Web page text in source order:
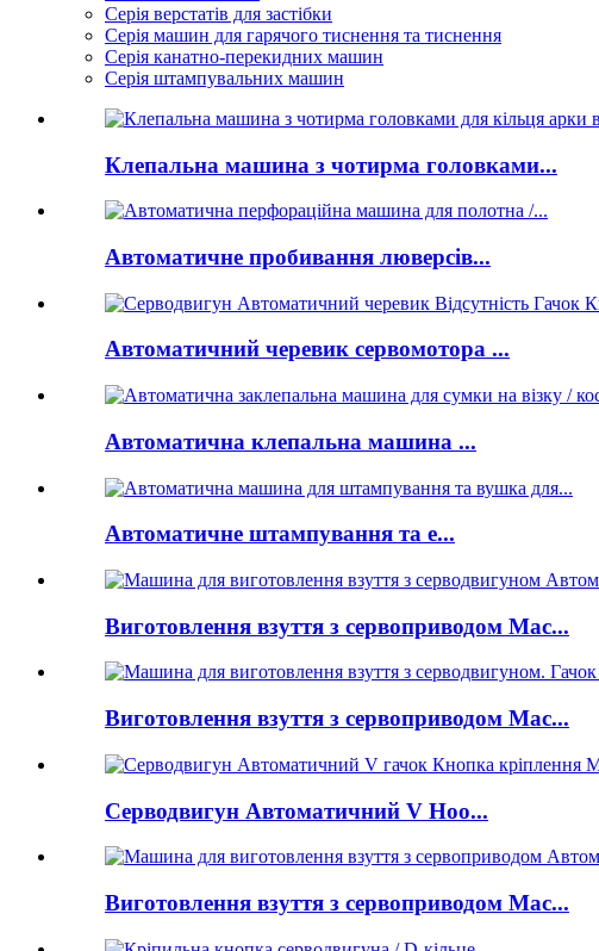
Серія верстатів для застібки
Серія машин для гарячого тиснення та тиснення
Серія канатно-перекидних машин
Серія штампувальних машин
Клепальна машина з чотирма головками...
Автоматичне пробивання люверсів...
Автоматичний черевик сервомотора ...
Автоматична клепальна машина ...
Автоматичне штампування та е...
Виготовлення взуття з сервоприводом Mac...
Виготовлення взуття з сервоприводом Mac...
Серводвигун Автоматичний V Hoo...
Виготовлення взуття з сервоприводом Mac...